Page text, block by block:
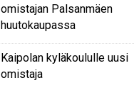
omistajan Palsanmäen
huutokaupassa
Kaipolan kyläkoululle uusi
omistaja